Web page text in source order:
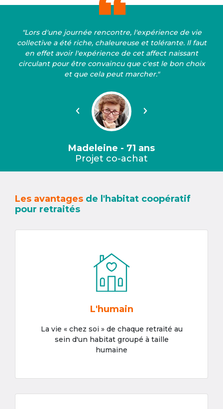
"Lors d'une journée rencontre, l'expérience de vie
collective a été riche, chaleureuse et tolérante. Il faut
en effet avoir l'expérience de cet affect naissant
circulant pour être convaincu que c'est le bon choix
et que cela peut marcher."
Précédent Suivant
Madeleine - 71 ans
Projet co-achat
Les avantages de l'habitat coopératif
pour retraités
L'humain
La vie « chez soi » de chaque retraité au
sein d'un habitat groupé à taille
humaine